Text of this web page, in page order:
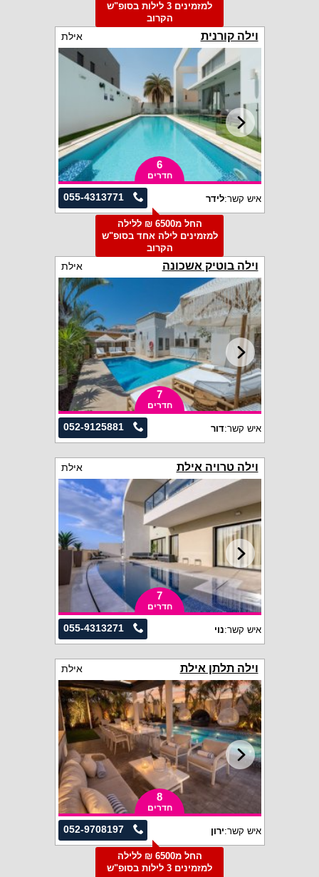
למזמינים 3 לילות בסופ"ש
הקרוב
וילה קורנית אילת
6
חדרים
055-4313771 איש קשר:לידר
החל מ6500 ₪ ללילה
למזמינים לילה אחד בסופ"ש
הקרוב
וילה בוטיק אשכונה אילת
7
חדרים
052-9125881 איש קשר:דור
וילה טרויה אילת אילת
7
חדרים
055-4313271 איש קשר:נוי
וילה תלתן אילת אילת
8
חדרים
052-9708197 איש קשר:ירון
החל מ6500 ₪ ללילה
למזמינים 3 לילות בסופ"ש